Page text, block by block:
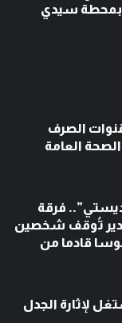
بمحطة سيدي
الصرف
العامة
فرقة
تُوقف شخصين
مهلوسا قادما من
لإثارة الجدل